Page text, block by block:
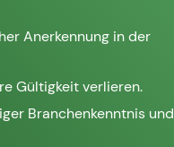
Anerkennung in der
Gültigkeit verlieren.
Branchenkenntnis und